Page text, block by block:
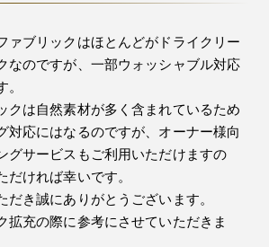
ァブリックはほとんどがドライクリー
なのですが、一部ウォッシャブル対応
クは自然素材が多く含まれているため
対応にはなるのですが、オーナー様向
グサービスもご利用いただけますの
だければ幸いです。
だき誠にありがとうございます。
拡充の際に参考にさせていただきま